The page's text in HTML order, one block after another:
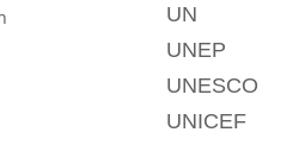
UN
UNEP
UNESCO
UNICEF